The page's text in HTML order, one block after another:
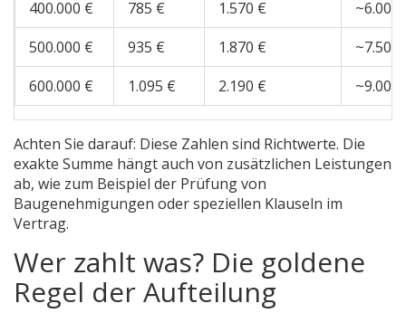
400.000 €
785 € 1.570 €
~6.000
500.000 €
935 € 1.870 €
~7.500
600.000 €
1.095 € 2.190 € ~9.000
Achten Sie darauf: Diese Zahlen sind Richtwerte. Die
exakte Summe hängt auch von zusätzlichen Leistungen
ab, wie zum Beispiel der Prüfung von
Baugenehmigungen oder speziellen Klauseln im
Vertrag.
Wer zahlt was? Die goldene
Regel der Aufteilung